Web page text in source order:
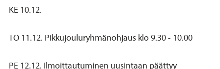
KE 10.12.
TO 11.12. Pikkujouluryhmänohjaus klo 9.30 - 10.00
PE 12.12. Ilmoittautuminen uusintaan päättyy